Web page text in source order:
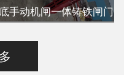
手动机闸一体铸铁闸门